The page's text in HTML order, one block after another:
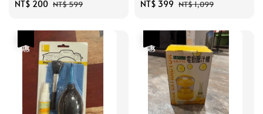
Sale
NT$ 200 Regular
NT$ 599
Sale
NT$ 399 Regular
NT$ 1,099